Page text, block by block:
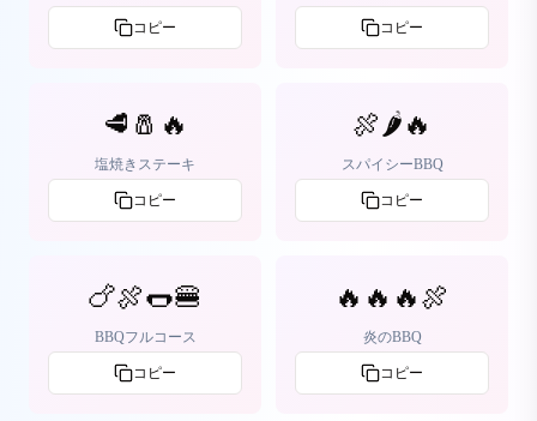
コピー コピー
🥩🧂🔥
塩焼きステーキ
コピー
🍖🌶️🔥
スパイシーBBQ
コピー
🍗🍖🌭🍔
BBQフルコース
コピー
🔥🔥🔥🍖
炎のBBQ
コピー